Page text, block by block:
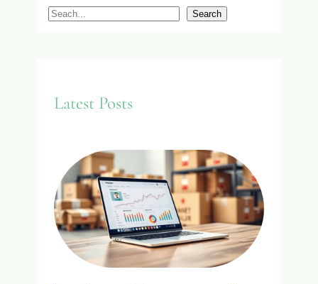
S
Search
Latest Posts